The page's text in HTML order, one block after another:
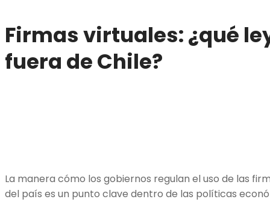
Firmas virtuales: ¿qué
fuera de Chile?
La manera cómo los gobiernos regulan el uso de las
del país es un punto clave dentro de las políticas